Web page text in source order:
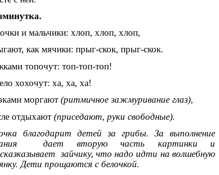
и мальчики: хлоп, хлоп, хлоп,
как мячики: прыг-скок, прыг-скок.
топочут: топ-топ-топ!
хохочут: ха, ха, ха!
моргают(ритмичное зажмуривание глаз),
отдыхают(приседают, руки свободные).
благодарит детей за грибы. За выполнение
дает вторую часть картинки и
зайчику, что надо идти на волшебную
Дети прощаются с белочкой.